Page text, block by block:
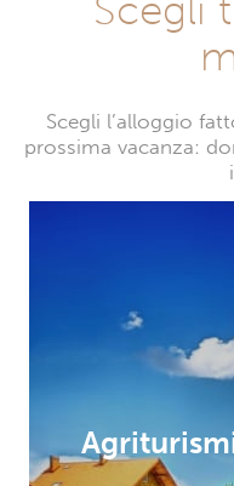
Scegli l’alloggio
prossima vacanza: